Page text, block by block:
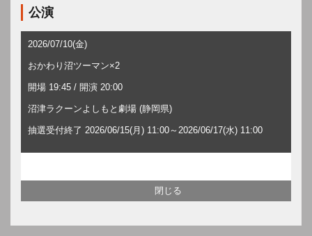
公演
2026/07/10(金)
おかわり沼ツーマン×2
開場 19:45 / 開演 20:00
沼津ラクーンよしもと劇場 (静岡県)
抽選受付終了 2026/06/15(月) 11:00～2026/06/17(水) 11:00